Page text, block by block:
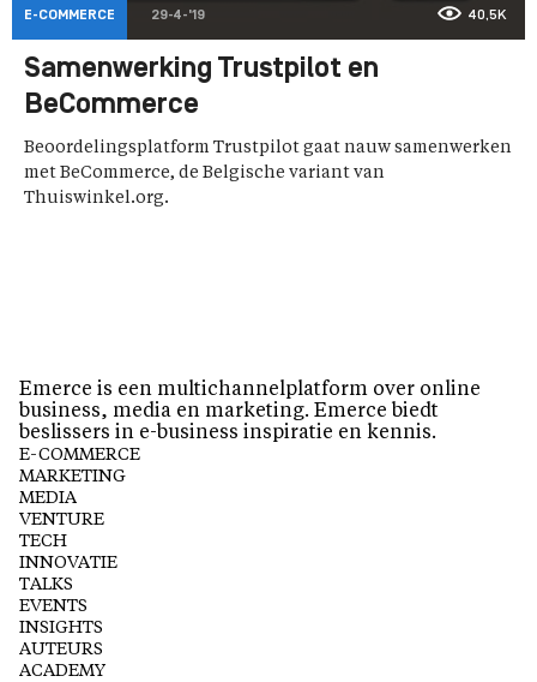
E-COMMERCE 29-4-'19 40,5K
Samenwerking Trustpilot en
BeCommerce
Beoordelingsplatform Trustpilot gaat nauw samenwerken
met BeCommerce, de Belgische variant van
Thuiswinkel.org.
Emerce is een multichannelplatform over online
business, media en marketing. Emerce biedt
beslissers in e-business inspiratie en kennis.
E-COMMERCE
MARKETING
MEDIA
VENTURE
TECH
INNOVATIE
TALKS
EVENTS
INSIGHTS
AUTEURS
ACADEMY